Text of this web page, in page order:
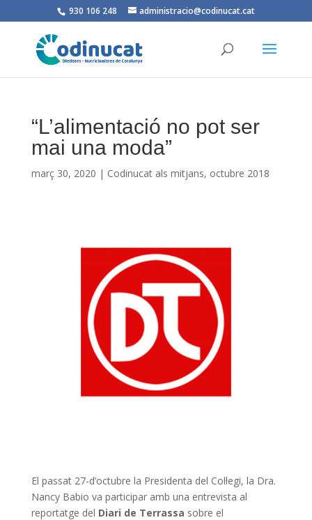
930 106 248 administracio@codinucat.cat
“L’alimentació no pot ser
mai una moda”
març 30, 2020 | Codinucat als mitjans, octubre 2018
El passat 27-d’octubre la Presidenta del Col·legi, la Dra.
Nancy Babio va participar amb una entrevista al
reportatge del Diari de Terrassa sobre el